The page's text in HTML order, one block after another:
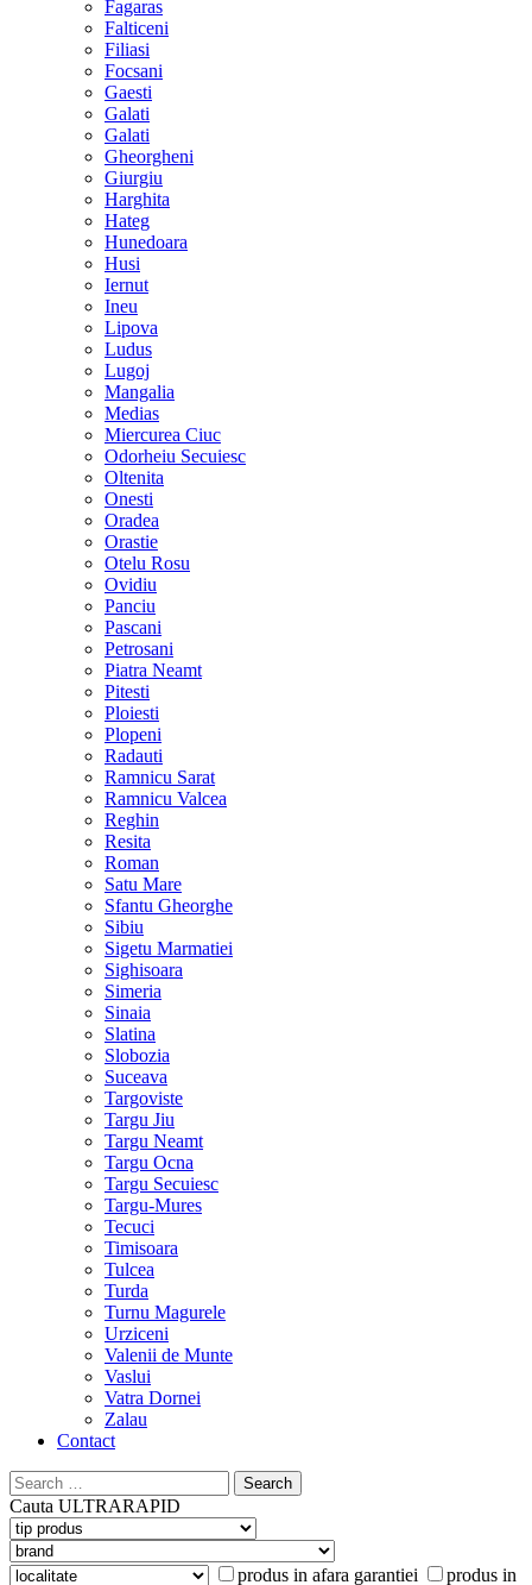
Fagaras
Falticeni
Filiasi
Focsani
Gaesti
Galati
Galati
Gheorgheni
Giurgiu
Harghita
Hateg
Hunedoara
Husi
Iernut
Ineu
Lipova
Ludus
Lugoj
Mangalia
Medias
Miercurea Ciuc
Odorheiu Secuiesc
Oltenita
Onesti
Oradea
Orastie
Otelu Rosu
Ovidiu
Panciu
Pascani
Petrosani
Piatra Neamt
Pitesti
Ploiesti
Plopeni
Radauti
Ramnicu Sarat
Ramnicu Valcea
Reghin
Resita
Roman
Satu Mare
Sfantu Gheorghe
Sibiu
Sigetu Marmatiei
Sighisoara
Simeria
Sinaia
Slatina
Slobozia
Suceava
Targoviste
Targu Jiu
Targu Neamt
Targu Ocna
Targu Secuiesc
Targu-Mures
Tecuci
Timisoara
Tulcea
Turda
Turnu Magurele
Urziceni
Valenii de Munte
Vaslui
Vatra Dornei
Zalau
Contact
Search
for:
Cauta ULTRARAPID
produs in afara garantiei produs in